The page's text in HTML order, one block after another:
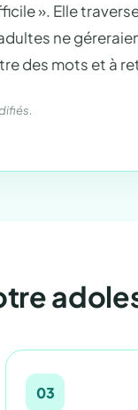
». Elle
ne
des mots et à
03